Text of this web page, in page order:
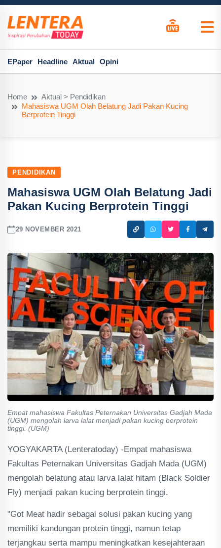
EPaper Headline Aktual Opini
Home
Aktual > Pendidikan
Mahasiswa UGM Olah Belatung Jadi Pakan Kucing
Berprotein Tinggi
PENDIDIKAN
Mahasiswa UGM Olah Belatung Jadi
Pakan Kucing Berprotein Tinggi
29 NOVEMBER 2021
Empat mahasiswa Fakultas Peternakan Universitas Gadjah Mada
(UGM) mengolah larva lalat menjadi pakan kucing berprotein
tinggi. (UGM)
YOGYAKARTA (Lenteratoday) -Empat mahasiswa
Fakultas Peternakan Universitas Gadjah Mada (UGM)
mengolah belatung atau larva lalat hitam (Black Soldier
Fly) menjadi pakan kucing berprotein tinggi.
"Got Meat hadir sebagai solusi pakan kucing yang
memiliki kandungan protein tinggi, namun tetap
terjangkau serta mampu meningkatkan kesejahteraan